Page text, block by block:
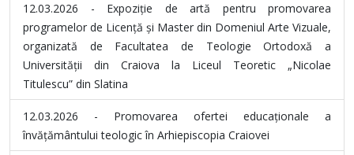
12.03.2026 - Expoziție de artă pentru promovarea
programelor de Licență și Master din Domeniul Arte Vizuale,
organizată de Facultatea de Teologie Ortodoxă a
Universității din Craiova la Liceul Teoretic „Nicolae
Titulescu” din Slatina
12.03.2026 - Promovarea ofertei educaționale a
învățământului teologic în Arhiepiscopia Craiovei